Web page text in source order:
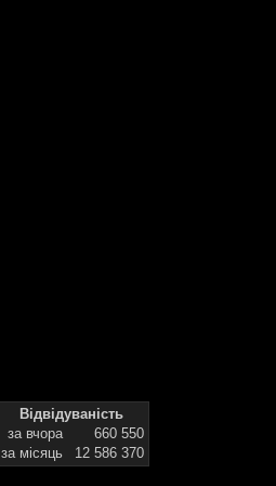
Відвідуваність
за вчора
660 550
за місяць
12 586 370